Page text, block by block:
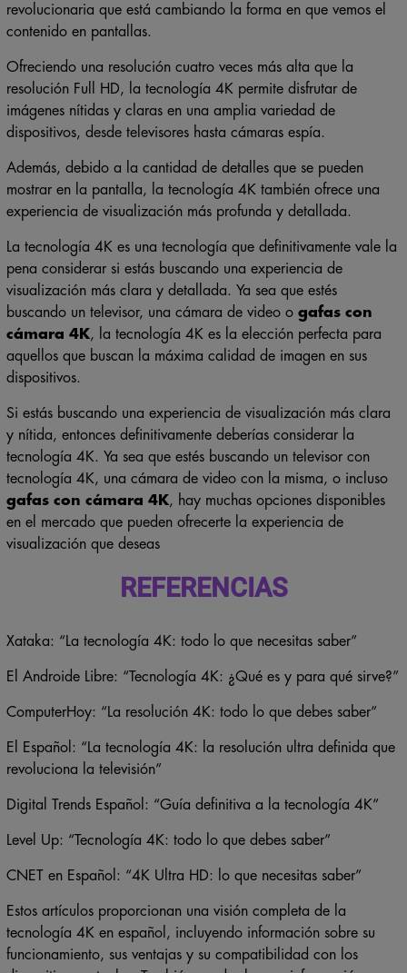
revolucionaria que está cambiando la forma en que vemos el
contenido en pantallas.
Ofreciendo una resolución cuatro veces más alta que la
resolución Full HD, la tecnología 4K permite disfrutar de
imágenes nítidas y claras en una amplia variedad de
dispositivos, desde televisores hasta cámaras espía.
Además, debido a la cantidad de detalles que se pueden
mostrar en la pantalla, la tecnología 4K también ofrece una
experiencia de visualización más profunda y detallada.
La tecnología 4K es una tecnología que definitivamente vale la
pena considerar si estás buscando una experiencia de
visualización más clara y detallada. Ya sea que estés
buscando un televisor, una cámara de video o gafas con
cámara 4K, la tecnología 4K es la elección perfecta para
aquellos que buscan la máxima calidad de imagen en sus
dispositivos.
Si estás buscando una experiencia de visualización más clara
y nítida, entonces definitivamente deberías considerar la
tecnología 4K. Ya sea que estés buscando un televisor con
tecnología 4K, una cámara de video con la misma, o incluso
gafas con cámara 4K, hay muchas opciones disponibles
en el mercado que pueden ofrecerte la experiencia de
visualización que deseas
REFERENCIAS
Xataka: “La tecnología 4K: todo lo que necesitas saber”
El Androide Libre: “Tecnología 4K: ¿Qué es y para qué sirve?”
ComputerHoy: “La resolución 4K: todo lo que debes saber”
El Español: “La tecnología 4K: la resolución ultra definida que
revoluciona la televisión”
Digital Trends Español: “Guía definitiva a la tecnología 4K”
Level Up: “Tecnología 4K: todo lo que debes saber”
CNET en Español: “4K Ultra HD: lo que necesitas saber”
Estos artículos proporcionan una visión completa de la
tecnología 4K en español, incluyendo información sobre su
funcionamiento, sus ventajas y su compatibilidad con los